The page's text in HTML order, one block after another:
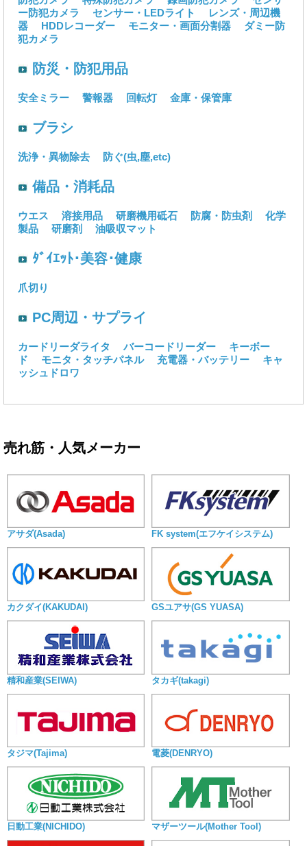
ー防犯カメラ
センサー・LEDライト
レンズ・周辺機
器
HDDレコーダー モニター・画面分割器
ダミー防
犯カメラ
防災・防犯用品
安全ミラー 警報器 回転灯 金庫・保管庫
ブラシ
洗浄・異物除去 防ぐ(虫,塵,etc)
備品・消耗品
ウエス 溶接用品 研磨機用砥石 防腐・防虫剤
化学
製品
研磨剤 油吸収マット
ﾀﾞｲｴｯﾄ･美容･健康
爪切り
PC周辺・サプライ
カードリーダライタ バーコードリーダー
キーボー
ド
モニタ・タッチパネル 充電器・バッテリー
キャ
ッシュドロワ
売れ筋・人気メーカー
アサダ(Asada) FK system(エフケイシステム)
カクダイ(KAKUDAI) GSユアサ(GS YUASA)
精和産業(SEIWA) タカギ(takagi)
タジマ(Tajima) 電菱(DENRYO)
日動工業(NICHIDO) マザーツール(Mother Tool)